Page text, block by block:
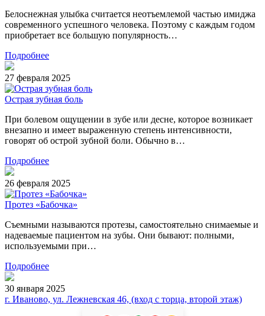
Белоснежная улыбка считается неотъемлемой частью имиджа
современного успешного человека. Поэтому с каждым годом
приобретает все большую популярность…
Подробнее
27 февраля 2025
Острая зубная боль
При болевом ощущении в зубе или десне, которое возникает
внезапно и имеет выраженную степень интенсивности,
говорят об острой зубной боли. Обычно в…
Подробнее
26 февраля 2025
Протез «Бабочка»
Съемными называются протезы, самостоятельно снимаемые и
надеваемые пациентом на зубы. Они бывают: полными,
используемыми при…
Подробнее
30 января 2025
г. Иваново, ул. Лежневская 46, (вход с торца, второй этаж)